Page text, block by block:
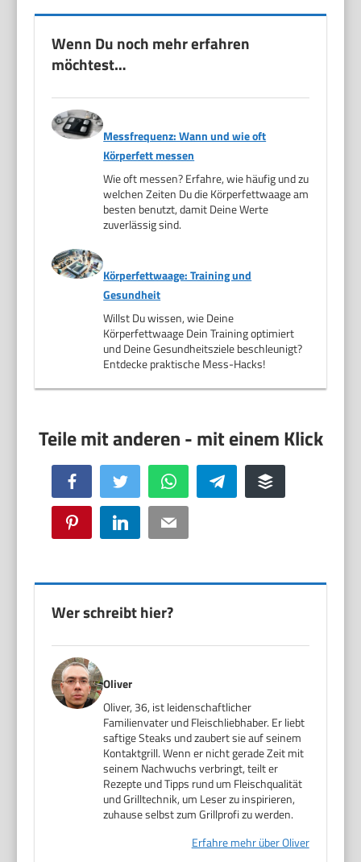
Wenn Du noch mehr erfahren
möchtest…
Messfrequenz: Wann und wie oft
Körperfett messen
Wie oft messen? Erfahre, wie häufig und zu
welchen Zeiten Du die Körperfettwaage am
besten benutzt, damit Deine Werte
zuverlässig sind.
Körperfettwaage: Training und
Gesundheit
Willst Du wissen, wie Deine
Körperfettwaage Dein Training optimiert
und Deine Gesundheitsziele beschleunigt?
Entdecke praktische Mess-Hacks!
Facebook Twitter WhatsApp Telegram Buffer
Pinterest LinkedIn Email
Wer schreibt hier?
Oliver
Oliver, 36, ist leidenschaftlicher
Familienvater und Fleischliebhaber. Er liebt
saftige Steaks und zaubert sie auf seinem
Kontaktgrill. Wenn er nicht gerade Zeit mit
seinem Nachwuchs verbringt, teilt er
Rezepte und Tipps rund um Fleischqualität
und Grilltechnik, um Leser zu inspirieren,
zuhause selbst zum Grillprofi zu werden.
Erfahre mehr über Oliver